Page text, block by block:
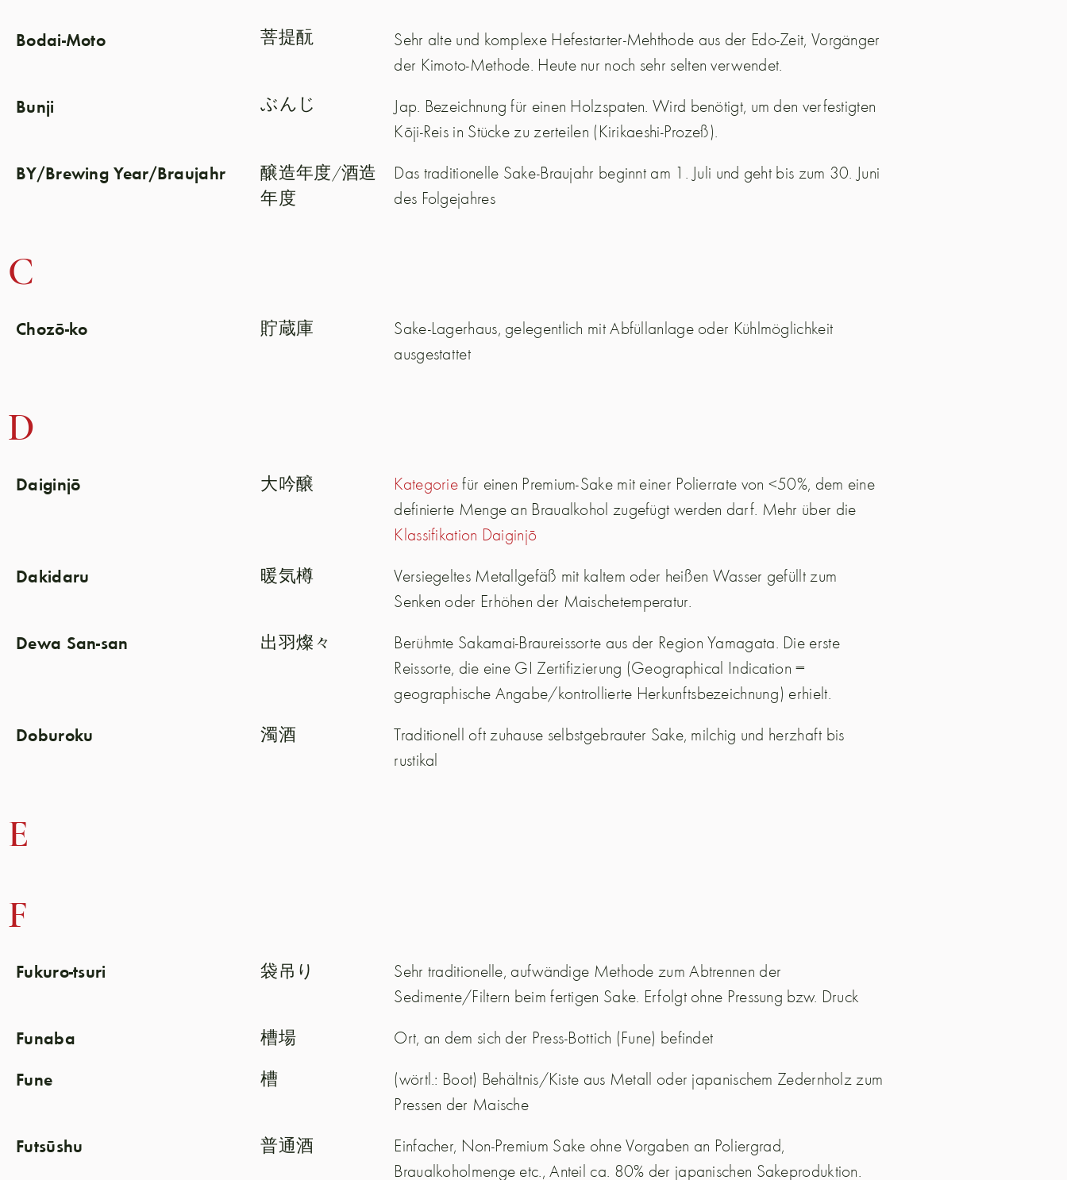
Bodai-Moto 菩提酛
Sehr alte und komplexe Hefestarter-Mehthode aus der Edo-Zeit, Vorgänger
der Kimoto-Methode. Heute nur noch sehr selten verwendet.
Bunji ぶんじ
Jap. Bezeichnung für einen Holzspaten. Wird benötigt, um den verfestigten
Kōji-Reis in Stücke zu zerteilen (Kirikaeshi-Prozeß).
BY/Brewing Year/Braujahr
醸造年度/酒造
年度
Das traditionelle Sake-Braujahr beginnt am 1. Juli und geht bis zum 30. Juni
des Folgejahres
C
Chozō-ko 貯蔵庫
Sake-Lagerhaus, gelegentlich mit Abfüllanlage oder Kühlmöglichkeit
ausgestattet
D
Daiginjō 大吟醸 Kategoriefür einen Premium-Sake mit einer Polierrate von <50%, dem eine
definierte Menge an Braualkohol zugefügt werden darf. Mehr über die
Klassifikation Daiginjō
Dakidaru 暖気樽
Versiegeltes Metallgefäß mit kaltem oder heißen Wasser gefüllt zum
Senken oder Erhöhen der Maischetemperatur.
Dewa San-san 出羽燦々
Berühmte Sakamai-Braureissorte aus der Region Yamagata. Die erste
Reissorte, die eine GI Zertifizierung (Geographical Indication =
geographische Angabe/kontrollierte Herkunftsbezeichnung) erhielt.
Doburoku 濁酒
Traditionell oft zuhause selbstgebrauter Sake, milchig und herzhaft bis
rustikal
E
F
Fukuro-tsuri 袋吊り
Sehr traditionelle, aufwändige Methode zum Abtrennen der
Sedimente/Filtern beim fertigen Sake. Erfolgt ohne Pressung bzw. Druck
Funaba 槽場 Ort, an dem sich der Press-Bottich (Fune) befindet
Fune 槽
(wörtl.: Boot) Behältnis/Kiste aus Metall oder japanischem Zedernholz zum
Pressen der Maische
Futsūshu 普通酒
Einfacher, Non-Premium Sake ohne Vorgaben an Poliergrad,
Braualkoholmenge etc., Anteil ca. 80% der japanischen Sakeproduktion.